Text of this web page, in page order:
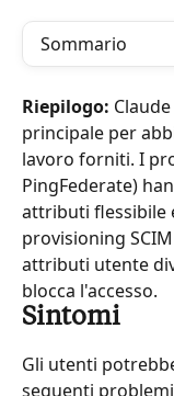
Sommario
Riepilogo:
principale per
lavoro forniti. I
PingFederate)
attributi flessibile
provisioning
attributi utente
blocca l'accesso.
Sintomi
Gli utenti
seguenti